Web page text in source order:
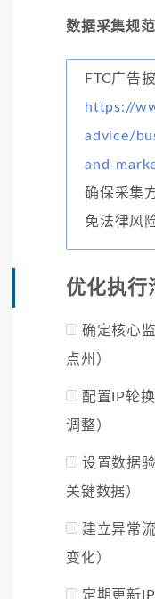
数据采集规范
FTC广告
https://
advice/
and-
确保采集
免法律风
优化执行
确定核心
点州）
配置IP轮
调整）
设置数据
关键数据）
建立异常
变化）
定期更新